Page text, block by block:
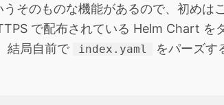
うそのものな機能があるので、初めは
で配布されている Helm Chart を
結局自前で index.yaml
をパーズす